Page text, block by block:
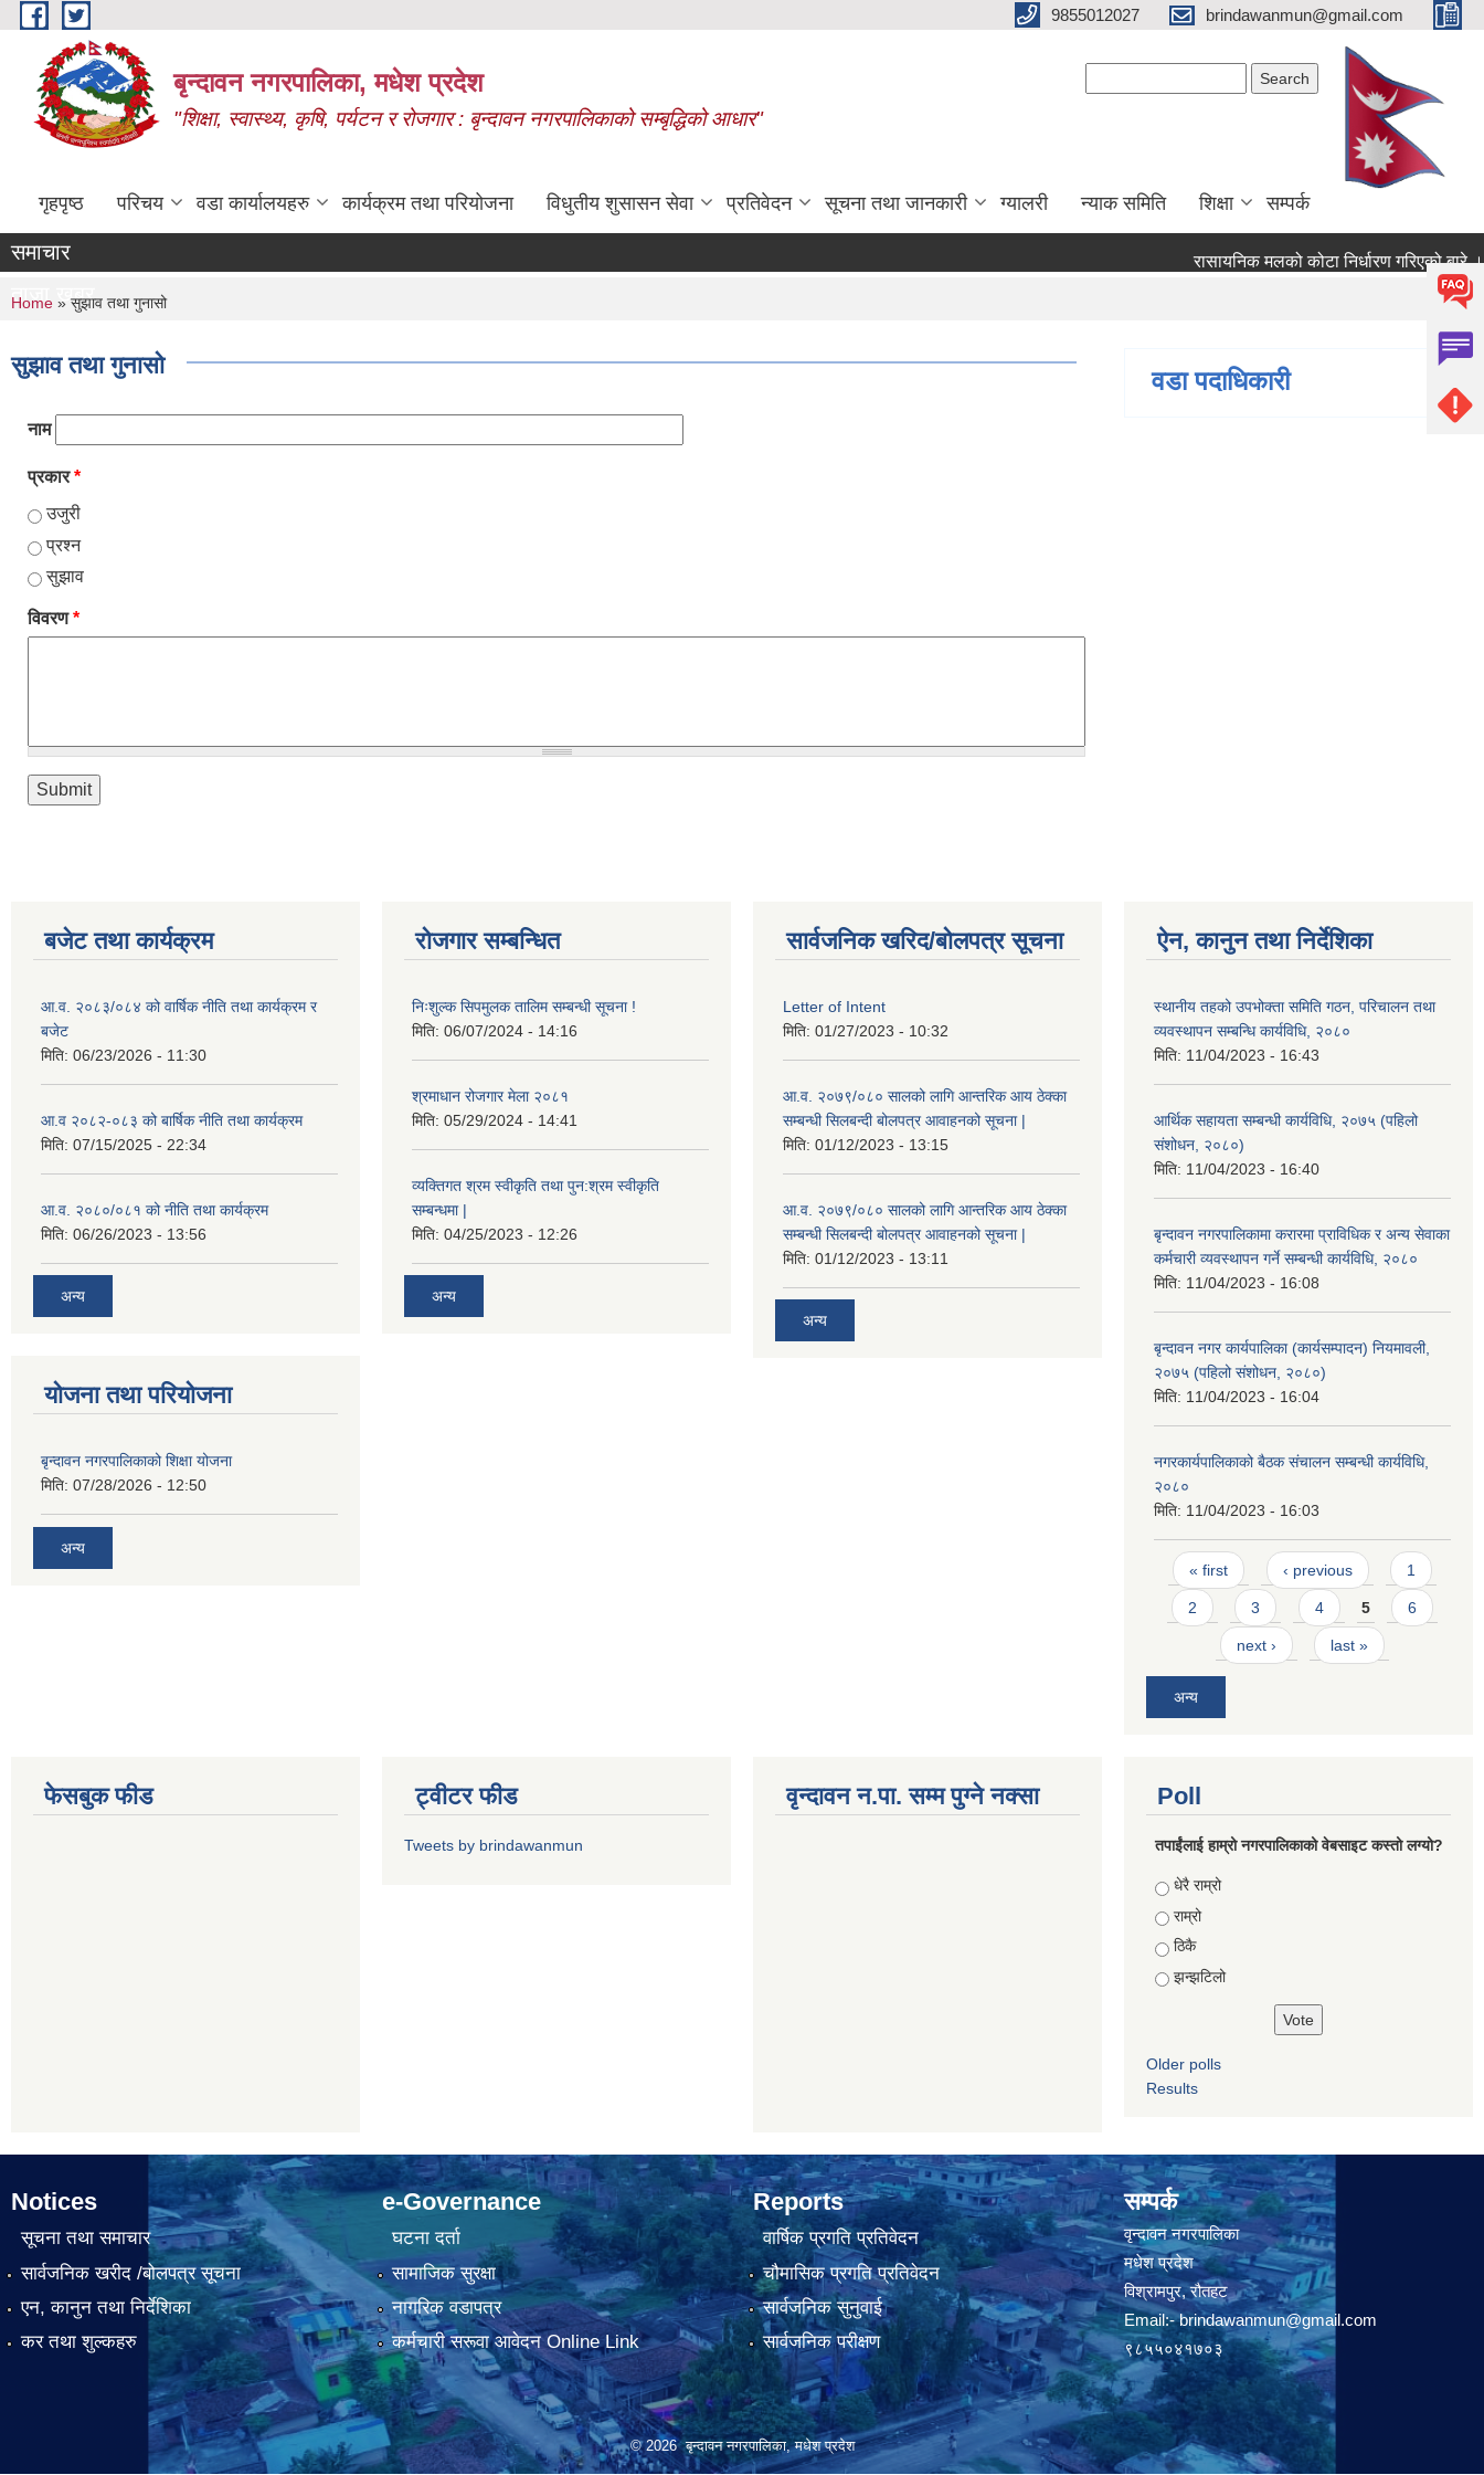
Skip to main content 9855012027 brindawanmun@gmail.com
बृन्दावन नगरपालिका, मधेश प्रदेश
"शिक्षा, स्वास्थ्य, कृषि, पर्यटन र रोजगार : बृन्दावन नगरपालिकाको सम्बृद्धिको आधार"
गृहपृष्ठ परिचय वडा कार्यालयहरु कार्यक्रम तथा परियोजना विधुतीय शुसासन सेवा प्रतिवेदन सूचना तथा जानकारी ग्यालरी न्याक समिति शिक्षा सम्पर्क
समाचार रासायनिक मलको कोटा निर्धारण गरिएको बारे ।
ताजा खबर
You are here
Home » सुझाव तथा गुनासो
सुझाव तथा गुनासो
नाम
प्रकार*
उजुरी
प्रश्न
सुझाव
विवरण*
वडा पदाधिकारी
बजेट तथा कार्यक्रम
आ.व. २०८३/०८४ को वार्षिक नीति तथा कार्यक्रम र
बजेट
मिति: 06/23/2026 - 11:30
आ.व २०८२-०८३ को बार्षिक नीति तथा कार्यक्रम
मिति: 07/15/2025 - 22:34
आ.व. २०८०/०८१ को नीति तथा कार्यक्रम
मिति: 06/26/2023 - 13:56
अन्य
योजना तथा परियोजना
बृन्दावन नगरपालिकाको शिक्षा योजना
मिति: 07/28/2026 - 12:50
अन्य
रोजगार सम्बन्धित
निःशुल्क सिपमुलक तालिम सम्बन्धी सूचना !
मिति: 06/07/2024 - 14:16
श्रमाधान रोजगार मेला २०८१
मिति: 05/29/2024 - 14:41
व्यक्तिगत श्रम स्वीकृति तथा पुन:श्रम स्वीकृति
सम्बन्धमा |
मिति: 04/25/2023 - 12:26
अन्य
सार्वजनिक खरिद/बोलपत्र सूचना
Letter of Intent
मिति: 01/27/2023 - 10:32
आ.व. २०७९/०८० सालको लागि आन्तरिक आय ठेक्का
सम्बन्धी सिलबन्दी बोलपत्र आवाहनको सूचना |
मिति: 01/12/2023 - 13:15
आ.व. २०७९/०८० सालको लागि आन्तरिक आय ठेक्का
सम्बन्धी सिलबन्दी बोलपत्र आवाहनको सूचना |
मिति: 01/12/2023 - 13:11
अन्य
ऐन, कानुन तथा निर्देशिका
स्थानीय तहको उपभोक्ता समिति गठन, परिचालन तथा
व्यवस्थापन सम्बन्धि कार्यविधि, २०८०
मिति: 11/04/2023 - 16:43
आर्थिक सहायता सम्बन्धी कार्यविधि, २०७५ (पहिलो
संशोधन, २०८०)
मिति: 11/04/2023 - 16:40
बृन्दावन नगरपालिकामा करारमा प्राविधिक र अन्य सेवाका
कर्मचारी व्यवस्थापन गर्ने सम्बन्धी कार्यविधि, २०८०
मिति: 11/04/2023 - 16:08
बृन्दावन नगर कार्यपालिका (कार्यसम्पादन) नियमावली,
२०७५ (पहिलो संशोधन, २०८०)
मिति: 11/04/2023 - 16:04
नगरकार्यपालिकाको बैठक संचालन सम्बन्धी कार्यविधि,
२०८०
मिति: 11/04/2023 - 16:03
Pages
« first ‹ previous 1
2 3 4 5 6
next › last »
अन्य
फेसबुक फीड ट्वीटर फीड
Tweets by brindawanmun
वृन्दावन न.पा. सम्म पुग्ने नक्सा Poll
तपाईंलाई हाम्रो नगरपालिकाको वेबसाइट कस्तो लग्यो?
Choices
धेरै राम्रो
राम्रो
ठिकै
झन्झटिलो
Older polls
Results
Notices
सूचना तथा समाचार
सार्वजनिक खरीद /बोलपत्र सूचना
एन, कानुन तथा निर्देशिका
कर तथा शुल्कहरु
e-Governance
घटना दर्ता
सामाजिक सुरक्षा
नागरिक वडापत्र
कर्मचारी सरूवा आवेदन Online Link
Reports
वार्षिक प्रगति प्रतिवेदन
चौमासिक प्रगति प्रतिवेदन
सार्वजनिक सुनुवाई
सार्वजनिक परीक्षण
सम्पर्क
वृन्दावन नगरपालिका
मधेश प्रदेश
विश्रामपुर, रौतहट
Email:-brindawanmun@gmail.com
९८५५०४१७०३
© 2026 बृन्दावन नगरपालिका, मधेश प्रदेश